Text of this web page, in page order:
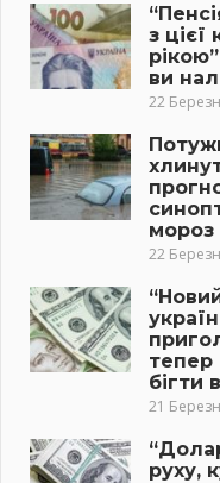
з цієї
ви
22
мороз
22
тепер
бігти
21
руху,